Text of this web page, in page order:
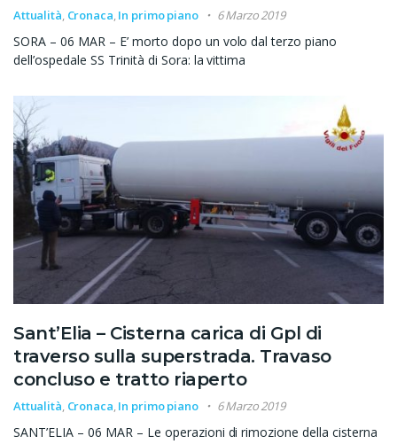
Attualità, Cronaca,In primo piano 6 Marzo 2019
SORA – 06 MAR – E’ morto dopo un volo dal terzo piano
dell’ospedale SS Trinità di Sora: la vittima
Sant’Elia – Cisterna carica di Gpl di
traverso sulla superstrada. Travaso
concluso e tratto riaperto
Attualità, Cronaca,In primo piano 6 Marzo 2019
SANT’ELIA – 06 MAR – Le operazioni di rimozione della cisterna